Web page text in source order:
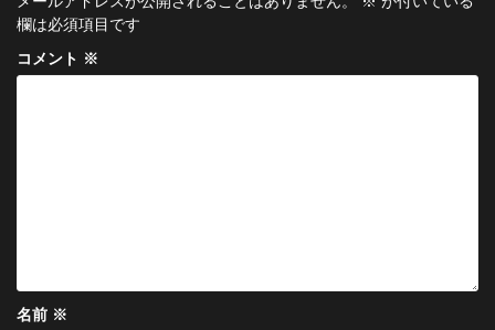
ー
シ
欄は必須項目です
コメント ※
名前 ※